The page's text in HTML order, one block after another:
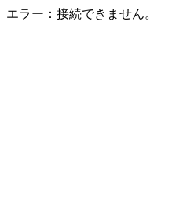
エラー：接続できません。